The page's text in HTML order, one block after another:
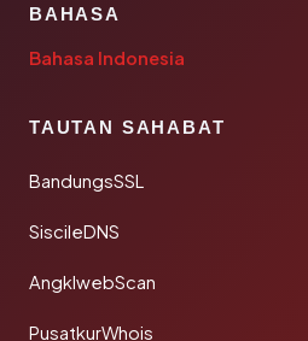
BAHASA
Bahasa Indonesia
TAUTAN SAHABAT
BandungsSSL
SiscileDNS
AngklwebScan
PusatkurWhois